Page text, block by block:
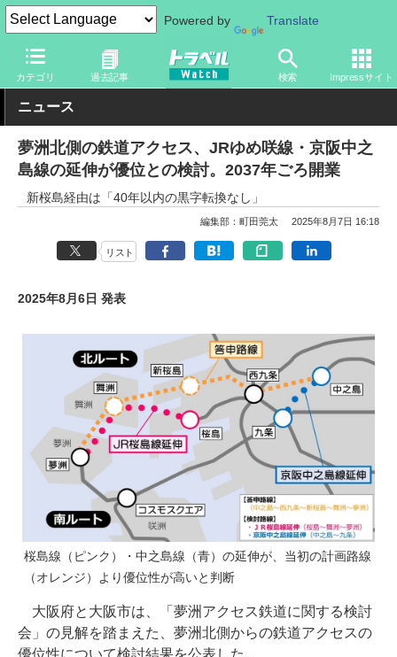
Powered by Translate
カテゴリ 過去記事 検索 Impressサイト
トラベル Watch 企業・政府・官庁 鉄道 JR
ニュース
夢洲北側の鉄道アクセス、JRゆめ咲線・京阪中之
島線の延伸が優位との検討。2037年ごろ開業
新桜島経由は「40年以内の黒字転換なし」
編集部：町田莞太 2025年8月7日 16:18
リスト
2025年8月6日 発表
桜島線（ピンク）・中之島線（青）の延伸が、当初の計画路線
（オレンジ）より優位性が高いと判断
大阪府と大阪市は、「夢洲アクセス鉄道に関する検討
会」の見解を踏まえた、夢洲北側からの鉄道アクセスの
優位性について検討結果を公表した。